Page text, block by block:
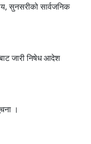
सुनसरीको सार्वजनिक
जारी निषेध आदेश
।